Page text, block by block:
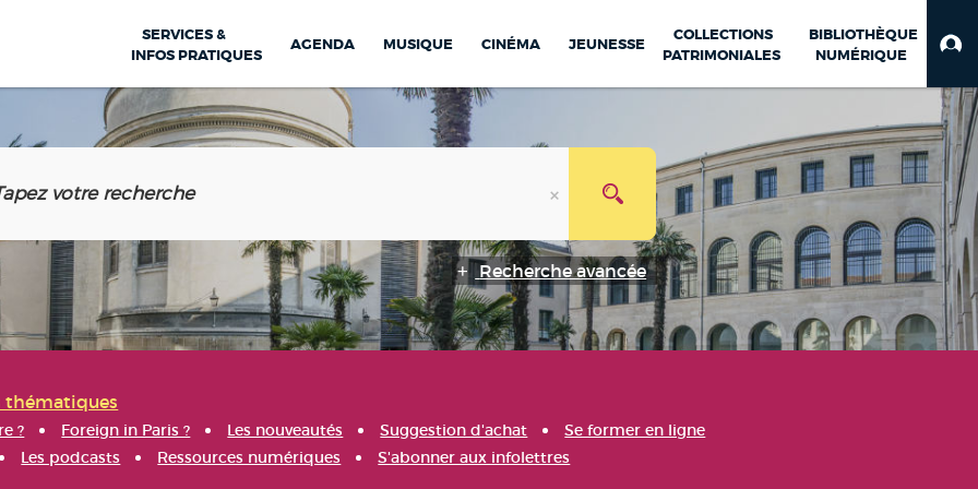
SERVICES &
INFOS PRATIQUES
AGENDA MUSIQUE CINÉMA JEUNESSE
COLLECTIONS
PATRIMONIALES
BIBLIOTHÈQUE
NUMÉRIQUE
Recherche avancée
thématiques
? Foreign in Paris ? Les nouveautés Suggestion d'achat
Se former en ligne
Les podcasts Ressources numériques S'abonner aux infolettres